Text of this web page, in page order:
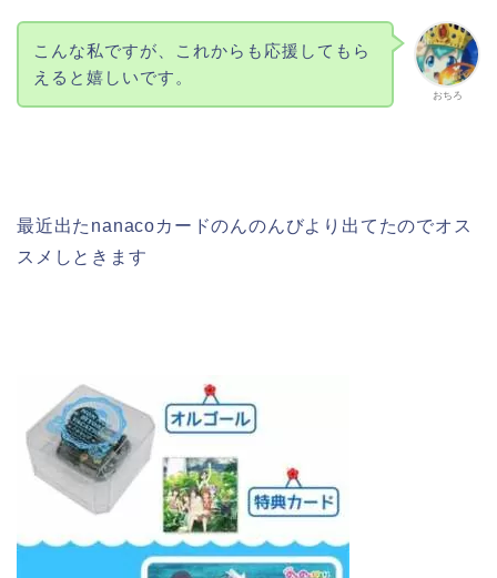
おちろ
こんな私ですが、これからも応援してもら
えると嬉しいです。
最近出たnanacoカードのんのんびより出てたのでオス
スメしときます